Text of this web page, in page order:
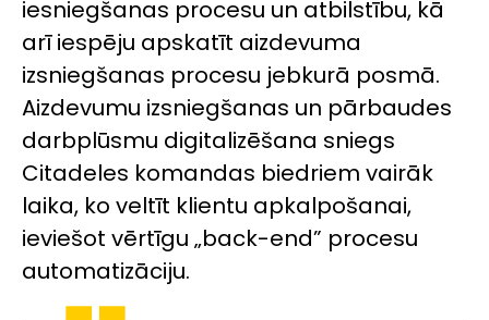
iesniegšanas procesu un atbilstību, kā
arī iespēju apskatīt aizdevuma
izsniegšanas procesu jebkurā posmā.
Aizdevumu izsniegšanas un pārbaudes
darbplūsmu digitalizēšana sniegs
Citadeles komandas biedriem vairāk
laika, ko veltīt klientu apkalpošanai,
ieviešot vērtīgu „back-end” procesu
automatizāciju.